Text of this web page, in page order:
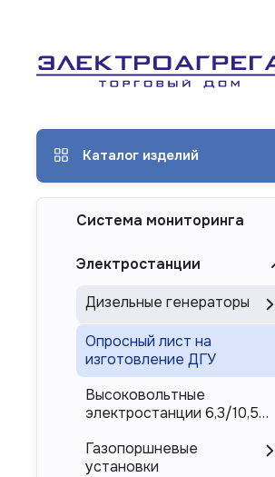
Каталог изделий
ТД Электроагрегат Каталог изделий
Каталог.
Рязани
Дизель-
России
Дизельные
электроснабжения в
Mitsubishi, Deutz.
Система мониторинга
Электростанции
Дизельные генераторы
Опросный лист на
изготовление ДГУ
Высоковольтные
электростанции 6,3/10,5
Газопоршневые
установки